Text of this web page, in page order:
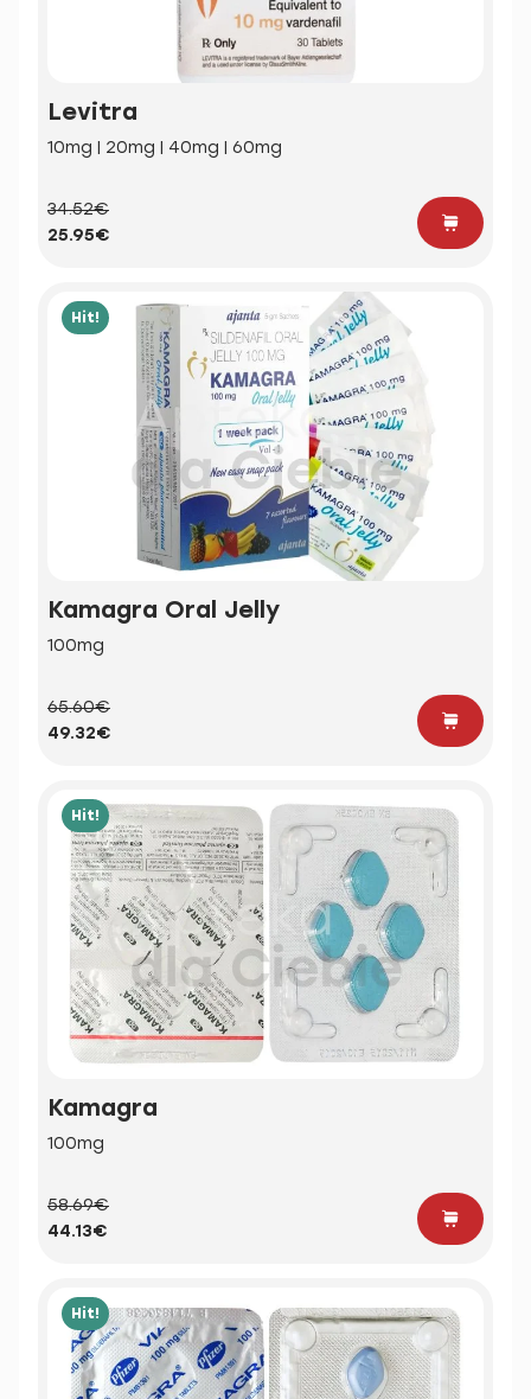
Levitra
10mg | 20mg | 40mg | 60mg
34.52€
25.95€
Hit!
Kamagra Oral Jelly
100mg
65.60€
49.32€
Hit!
Kamagra
100mg
58.69€
44.13€
Hit!